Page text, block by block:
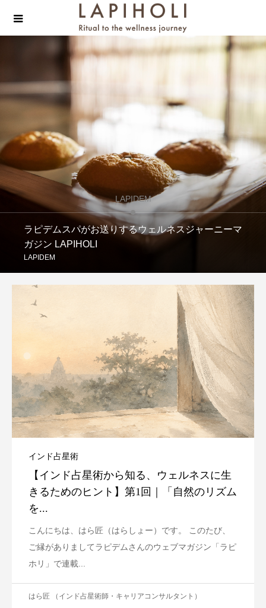
LAPIDEM
ラピデムスパがお送りするウェルネスジャーニーマ
ガジン LAPIHOLI
LAPIDEM
インド占星術
【インド占星術から知る、ウェルネスに生
きるためのヒント】第1回｜「自然のリズム
を...
こんにちは、はら匠（はらしょー）です。 このたび、
ご縁がありましてラピデムさんのウェブマガジン「ラピ
ホリ」で連載...
はら匠 （インド占星術師・キャリアコンサルタント）